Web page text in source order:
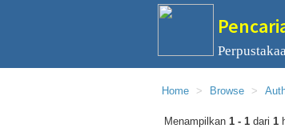
Home Browse
Menampilkan 1 - 1 dari 1